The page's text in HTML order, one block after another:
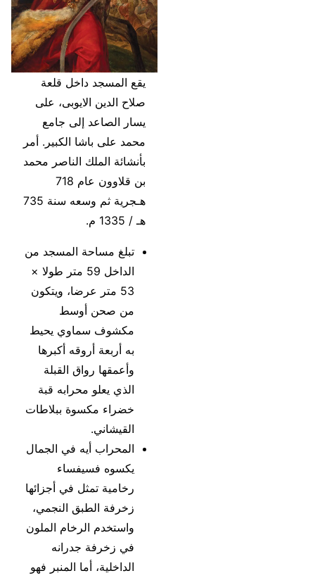
يقع المسجد داخل قلعة
صلاح الدين الايوبى، على
يسار الصاعد إلى جامع
محمد على باشا الكبير. أمر
بأنشائة الملك الناصر محمد
بن قلاوون عام 718
هـجرية ثم وسعه سنة 735
هـ / 1335 م.
تبلغ مساحة المسجد من
الداخل 59 متر طولا ×
53 متر عرضا، ويتكون
من صحن أوسط
مكشوف سماوي يحيط
به أربعة أروقه أكبرها
وأعمقها رواق القبلة
الذي يعلو محرابه قبة
خضراء مكسوة ببلاطات
القيشاني.
المحراب أيه في الجمال
يكسوه فسيفساء
رخامية تمثل في أجزائها
زخرفة الطبق النجمي،
واستخدم الرخام الملون
في زخرفة جدرانه
الداخلية، أما المنبر فهو